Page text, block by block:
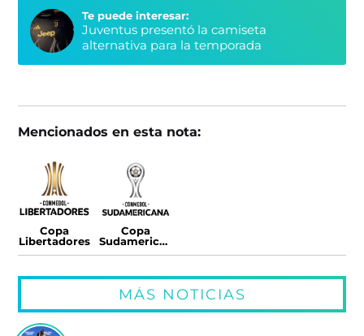
Te puede interesar:
Juventus presentó la camiseta
alternativa para la temporada
Mencionados en esta nota:
Copa
Libertadores
Copa
Sudamericana
MÁS NOTICIAS